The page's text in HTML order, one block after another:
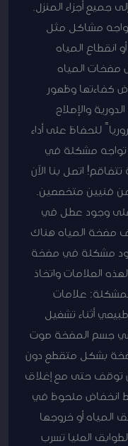
جميع أجزاء المنزل.
مشاكل مثل
انقطاع المياه
مضخات المياه
كفاءتها وظهور
والإصلاح
للحفاظ على أداء
تواجه مشكلة في
اتصل بنا الآن
فنيين متخصصين.
تدل على وجود عطل في
مضخة المياه هناك
مشكلة في مضخة
العلامات واتخاذ
علامات
أثناء تشغيل
في جسم المضخة صوت
بشكل متقطع دون
توقف حتى مع إغلاق
انخفاض ملحوظ في
المياه أو خروجها
العليا تسرب